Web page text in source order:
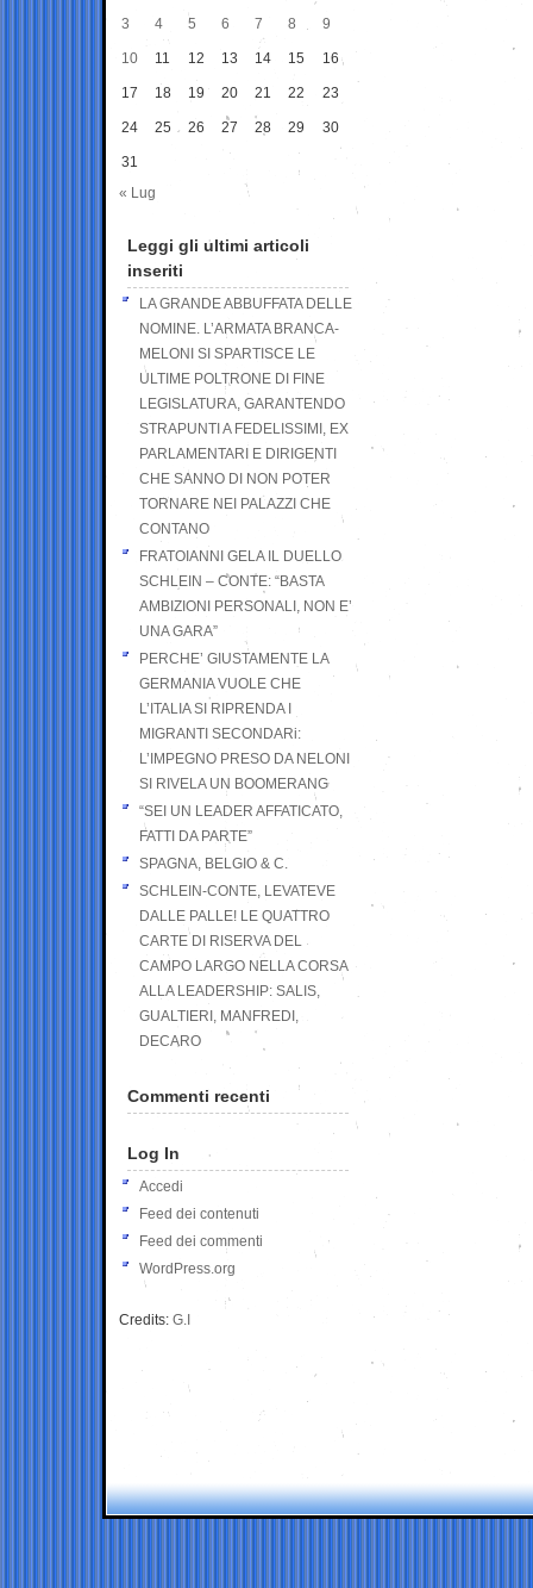
3 4 5 6 7 8 9
10 11 12 13 14 15 16
17 18 19 20 21 22 23
24 25 26 27 28 29 30
31
« Lug
Leggi gli ultimi articoli
inseriti
LA GRANDE ABBUFFATA DELLE
NOMINE. L’ARMATA BRANCA-
MELONI SI SPARTISCE LE
ULTIME POLTRONE DI FINE
LEGISLATURA, GARANTENDO
STRAPUNTI A FEDELISSIMI, EX
PARLAMENTARI E DIRIGENTI
CHE SANNO DI NON POTER
TORNARE NEI PALAZZI CHE
CONTANO
FRATOIANNI GELA IL DUELLO
SCHLEIN – CONTE: “BASTA
AMBIZIONI PERSONALI, NON E’
UNA GARA”
PERCHE’ GIUSTAMENTE LA
GERMANIA VUOLE CHE
L’ITALIA SI RIPRENDA I
MIGRANTI SECONDARi:
L’IMPEGNO PRESO DA NELONI
SI RIVELA UN BOOMERANG
“SEI UN LEADER AFFATICATO,
FATTI DA PARTE”
SPAGNA, BELGIO & C.
SCHLEIN-CONTE, LEVATEVE
DALLE PALLE! LE QUATTRO
CARTE DI RISERVA DEL
CAMPO LARGO NELLA CORSA
ALLA LEADERSHIP: SALIS,
GUALTIERI, MANFREDI,
DECARO
Commenti recenti
Log In
Accedi
Feed dei contenuti
Feed dei commenti
WordPress.org
Credits: G.I